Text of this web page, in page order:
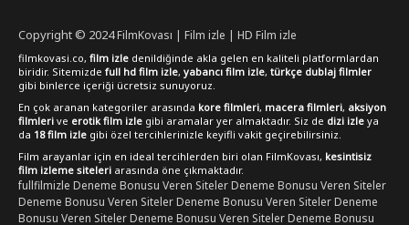
Copyright © 2024FilmKovası | Film izle | HD Film izle
filmkovasi.co, film izle denildiğinde akla gelen en kaliteli platformlardan
biridir. Sitemizde full hd film izle, yabancı film izle, türkçe dublaj filmler
gibi binlerce içeriği ücretsiz sunuyoruz.
En çok aranan kategoriler arasında kore filmleri, macera filmleri, aksiyon
filmleri ve erotik film izle gibi aramalar yer almaktadır. Siz de dizi izle ya
da 18 film izle gibi özel tercihlerinizle keyifli vakit geçirebilirsiniz.
Film arayanlar için en ideal tercihlerden biri olan FilmKovası, kesintisiz
film izleme siteleri arasında öne çıkmaktadır.
fullfilmizle Deneme Bonusu Veren SitelerDeneme Bonusu Veren Siteler
Deneme Bonusu Veren SitelerDeneme Bonusu Veren SitelerDeneme
Bonusu Veren SitelerDeneme Bonusu Veren SitelerDeneme Bonusu